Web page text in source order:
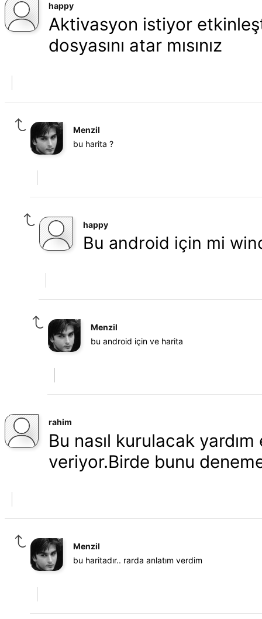
happy
Aktivasyon istiyor
dosyasını atar mısınız
Menzil
bu harita ?
happy
Bu android için mi
Menzil
bu android için ve harita
rahim
Bu nasıl kurulacak
veriyor.Birde bunu
Menzil
bu haritadır.. rarda anlatım verdim